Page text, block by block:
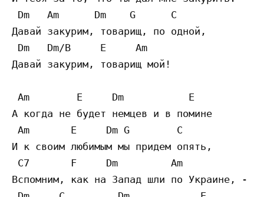
Dm   Am      Dm    G      C
Давай закурим, товарищ, по одной,
Dm   Dm/B     E     Am
Давай закурим, товарищ мой!
Am        E     Dm           E
А когда не будет немцев и в помине
Am       E     Dm G        C
И к своим любимым мы придем опять,
C7       F     Dm         Am
Вспомним, как на Запад шли по Украине, -